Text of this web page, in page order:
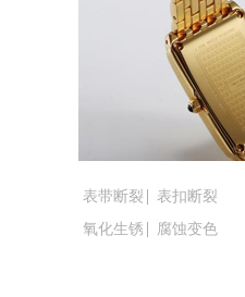
表带断裂 表扣断裂
氧化生锈
腐蚀变色